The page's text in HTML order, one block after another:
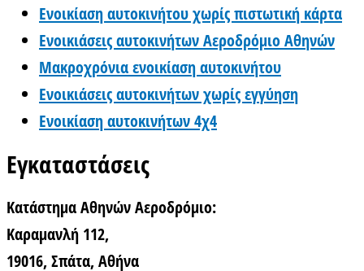
Ενοικίαση αυτοκινήτου χωρίς πιστωτική κάρτα
Ενοικιάσεις αυτοκινήτων Αεροδρόμιο Αθηνών
Μακροχρόνια ενοικίαση αυτοκινήτου
Ενοικιάσεις αυτοκινήτων χωρίς εγγύηση
Ενοικίαση αυτοκινήτων 4χ4
Εγκαταστάσεις
Κατάστημα Αθηνών Αεροδρόμιο:
Καραμανλή 112,
19016, Σπάτα, Αθήνα